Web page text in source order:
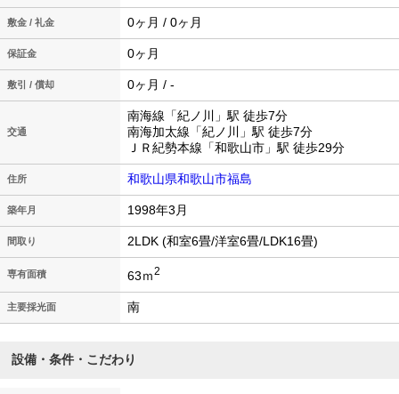
敷金 / 礼金 0ヶ月 / 0ヶ月
保証金 0ヶ月
敷引 / 償却 0ヶ月 / -
交通
南海線「紀ノ川」駅 徒歩7分
南海加太線「紀ノ川」駅 徒歩7分
ＪＲ紀勢本線「和歌山市」駅 徒歩29分
住所 和歌山県和歌山市福島
築年月 1998年3月
間取り 2LDK (和室6畳/洋室6畳/LDK16畳)
専有面積 63ｍ2
主要採光面 南
設備・条件・こだわり